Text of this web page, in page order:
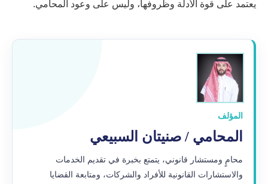
يعتمد على قوة الأدلة وظروفها، وليس على وعود المحامي.
المؤلف
المحامي / صنيتان السبيعي
محامٍ ومستشار قانوني، يتمتع بخبرة في تقديم الخدمات
والاستشارات القانونية للأفراد والشركات، ومتابعة القضايا